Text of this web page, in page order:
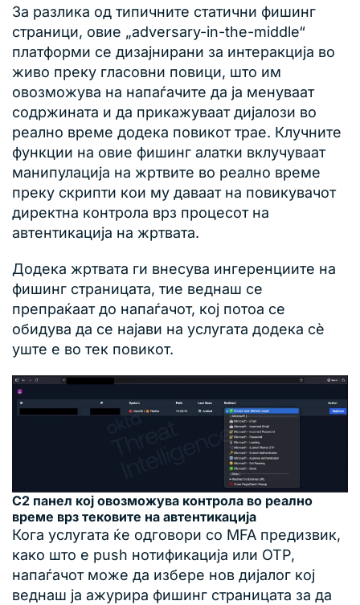
За разлика од типичните статични фишинг
страници, овие „adversary-in-the-middle“
платформи се дизајнирани за интеракција во
живо преку гласовни повици, што им
овозможува на напаѓачите да ја менуваат
содржината и да прикажуваат дијалози во
реално време додека повикот трае. Клучните
функции на овие фишинг алатки вклучуваат
манипулација на жртвите во реално време
преку скрипти кои му даваат на повикувачот
директна контрола врз процесот на
автентикација на жртвата.
Додека жртвата ги внесува ингеренциите на
фишинг страницата, тие веднаш се
препраќаат до напаѓачот, кој потоа се
обидува да се најави на услугата додека сè
уште е во тек повикот.
C2 панел кој овозможува контрола во реално
време врз тековите на автентикација
Кога услугата ќе одговори со MFA предизвик,
како што е push нотификација или OTP,
напаѓачот може да избере нов дијалог кој
веднаш ја ажурира фишинг страницата за да